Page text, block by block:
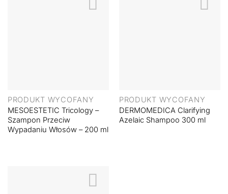
PRODUKT WYCOFANY
MESOESTETIC Tricology –
Szampon Przeciw
Wypadaniu Włosów – 200 ml
PRODUKT WYCOFANY
DERMOMEDICA Clarifying
Azelaic Shampoo 300 ml